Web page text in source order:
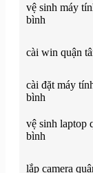
vệ sinh máy
bình
cài win quận
cài đặt máy
bình
vệ sinh laptop
bình
lắp camera